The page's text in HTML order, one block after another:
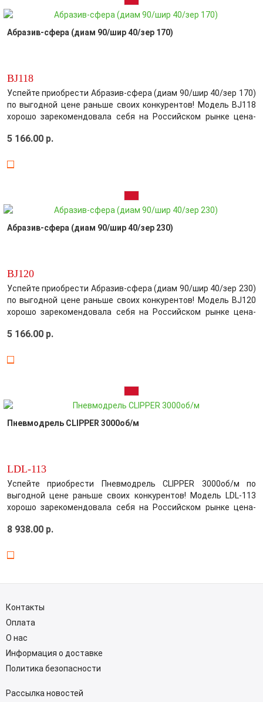
Абразив-сфера (диам 90/шир 40/зер 170)
BJ118
Успейте приобрести Абразив-сфера (диам 90/шир 40/зер 170)
по выгодной цене раньше своих конкурентов! Модель BJ118
хорошо зарекомендовала себя на Российском рынке цена-
усовершенствовать выбранный вами товар, обеспечив этим
5 166.00 р.
Абразив-сфера (диам 90/шир 40/зер 230)
BJ120
Успейте приобрести Абразив-сфера (диам 90/шир 40/зер 230)
по выгодной цене раньше своих конкурентов! Модель BJ120
хорошо зарекомендовала себя на Российском рынке цена-
усовершенствовать выбранный вами товар, обеспечив этим
5 166.00 р.
Пневмодрель CLIPPER 3000об/м
LDL-113
Успейте приобрести Пневмодрель CLIPPER 3000об/м по
выгодной цене раньше своих конкурентов! Модель LDL-113
хорошо зарекомендовала себя на Российском рынке цена-
усовершенствовать выбранный вами товар, обеспечив этим
8 938.00 р.
Контакты
Оплата
О нас
Информация о доставке
Политика безопасности
Рассылка новостей